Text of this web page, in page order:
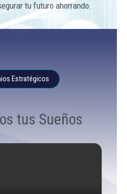
tu futuro ahorrando.
Estratégicos
tus Sueños